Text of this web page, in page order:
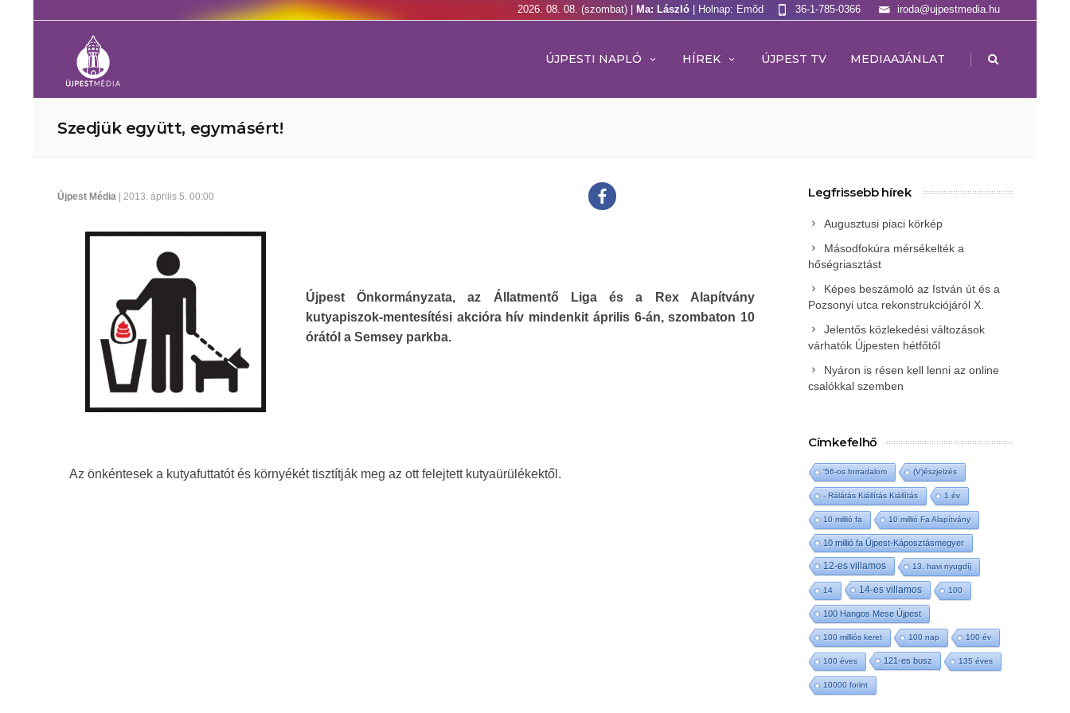
2026. 08. 08. (szombat) | Ma: László | Holnap: Emõd iroda@ujpestmedia.hu
36-1-785-0366
ÚJPESTI NAPLÓ HÍREK ÚJPEST TV MEDIAAJÁNLAT |
Szedjük együtt, egymásért!
Újpest Média | 2013. április 5. 00:00
Újpest Önkormányzata, az Állatmentő Liga és a Rex Alapítvány
kutyapiszok-mentesítési akcióra hív mindenkit április 6-án, szombaton 10
órától a Semsey parkba.
Az önkéntesek a kutyafuttatót és környékét tisztítják meg az ott felejtett kutyaürülékektől.
Legfrissebb hírek
Augusztusi piaci körkép
Másodfokúra mérsékelték a
hőségriasztást
Képes beszámoló az István út és a
Pozsonyi utca rekonstrukciójáról X.
Jelentős közlekedési változások
várhatók Újpesten hétfőtől
Nyáron is résen kell lenni az online
csalókkal szemben
Címkefelhő
'56-os forradalom (V)észjelzés
- Rálátás Kiállítás Kiállítás 1 év
10 millió fa 10 millió Fa Alapítvány
10 millió fa Újpest-Káposztásmegyer
12-es villamos 13. havi nyugdíj
14 14-es villamos 100
100 Hangos Mese Újpest
100 milliós keret 100 nap 100 év
100 éves 121-es busz 135 éves
10000 forint